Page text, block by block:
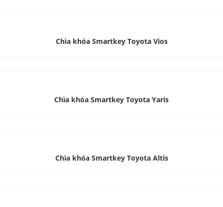
Chìa khóa Smartkey Toyota Vios
Chìa khóa Smartkey Toyota Yaris
Chìa khóa Smartkey Toyota Altis